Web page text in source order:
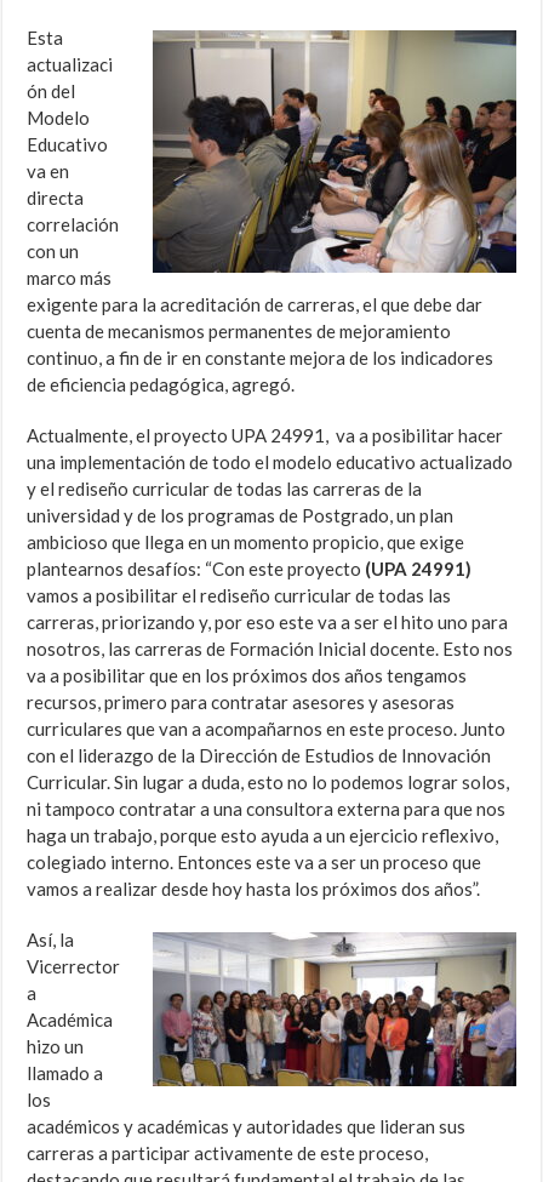
Esta
actualizaci
ón del
Modelo
Educativo
va en
directa
correlación
con un
marco más
exigente para la acreditación de carreras, el que debe dar
cuenta de mecanismos permanentes de mejoramiento
continuo, a fin de ir en constante mejora de los indicadores
de eficiencia pedagógica, agregó.
Actualmente, el proyecto UPA 24991, va a posibilitar hacer
una implementación de todo el modelo educativo actualizado
y el rediseño curricular de todas las carreras de la
universidad y de los programas de Postgrado, un plan
ambicioso que llega en un momento propicio, que exige
plantearnos desafíos: “Con este proyecto (UPA 24991)
vamos a posibilitar el rediseño curricular de todas las
carreras, priorizando y, por eso este va a ser el hito uno para
nosotros, las carreras de Formación Inicial docente. Esto nos
va a posibilitar que en los próximos dos años tengamos
recursos, primero para contratar asesores y asesoras
curriculares que van a acompañarnos en este proceso. Junto
con el liderazgo de la Dirección de Estudios de Innovación
Curricular. Sin lugar a duda, esto no lo podemos lograr solos,
ni tampoco contratar a una consultora externa para que nos
haga un trabajo, porque esto ayuda a un ejercicio reflexivo,
colegiado interno. Entonces este va a ser un proceso que
vamos a realizar desde hoy hasta los próximos dos años”.
Así, la
Vicerrector
a
Académica
hizo un
llamado a
los
académicos y académicas y autoridades que lideran sus
carreras a participar activamente de este proceso,